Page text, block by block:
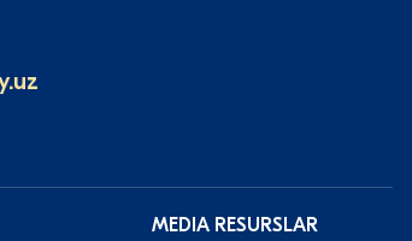
MEDIA RESURSLAR